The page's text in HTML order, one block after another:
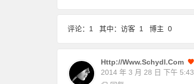
评论：1 其中：访客 1 博主 0
Http://www.schydl.com
2014 年 3 月 28 日 下午 5:43